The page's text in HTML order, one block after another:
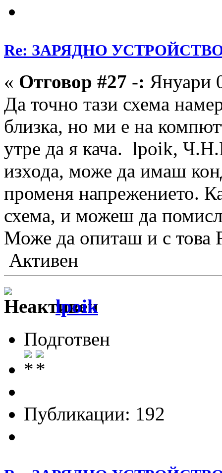
Re: ЗАРЯДНО УСТРОЙСТВО
« Отговор #27 -: Януари
Да точно тази схема
близка, но ми е на
утре да я кача. lpoik,
изхода, може да имаш
променя напрежението.
схема, и можеш да
Може да опиташ и с това
Активен
lpoik
Подготвен
Публикации: 192